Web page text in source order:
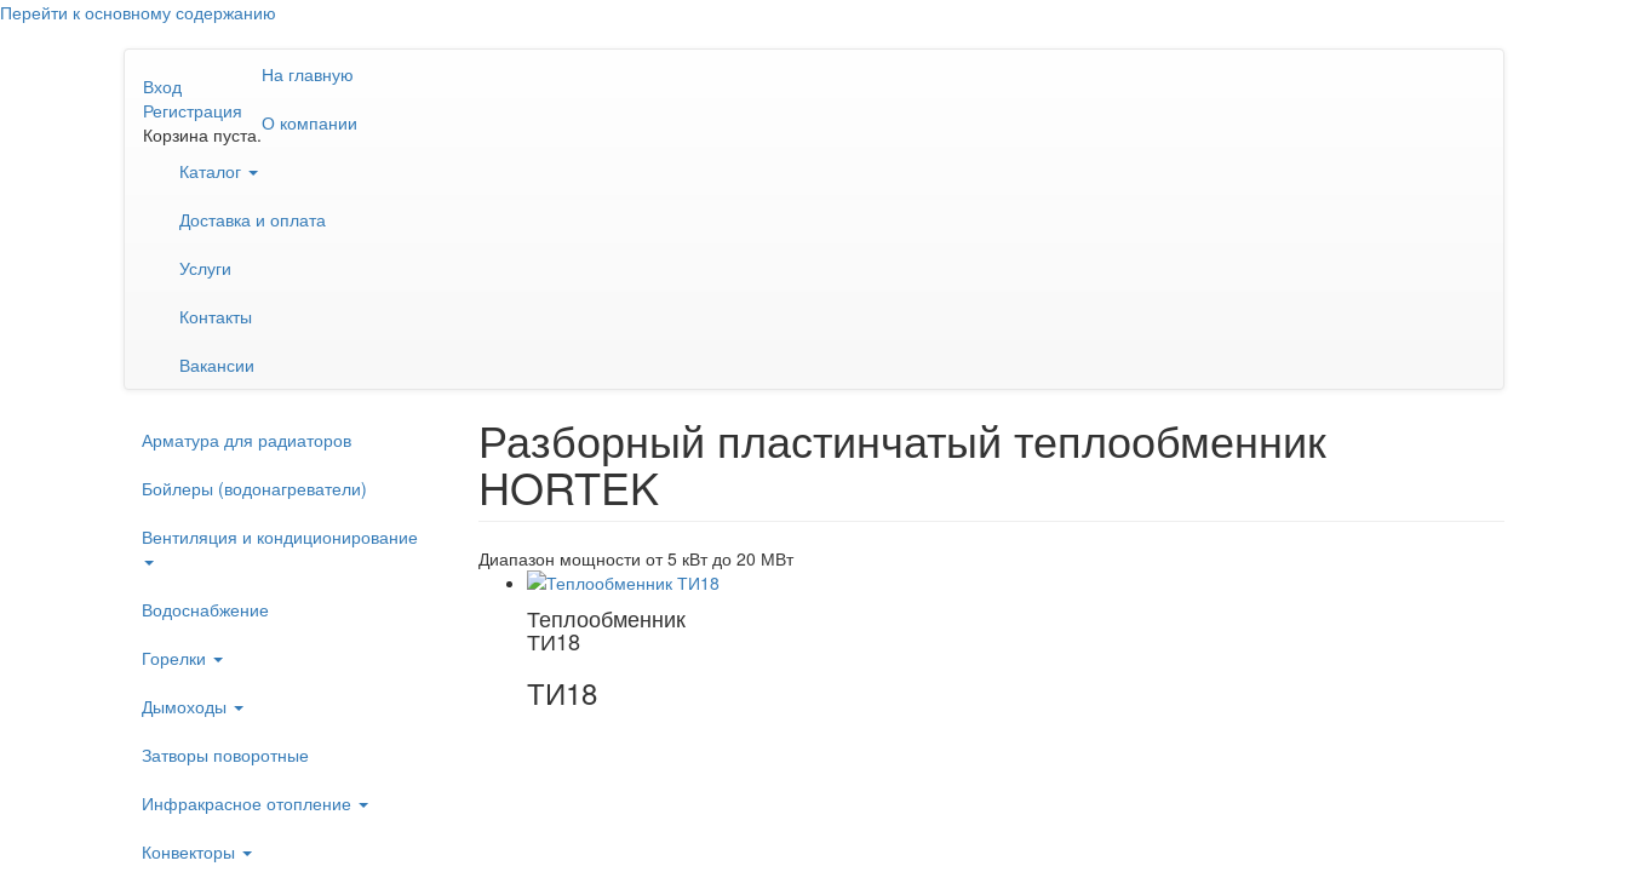
Перейти к основному содержанию
Вход
Регистрация
Корзина пуста.
На главную
О компании
Каталог
Доставка и оплата
Услуги
Контакты
Вакансии
Арматура для радиаторов
Бойлеры (водонагреватели)
Вентиляция и кондиционирование
Водоснабжение
Горелки
Дымоходы
Затворы поворотные
Инфракрасное отопление
Конвекторы
Разборный пластинчатый теплообменник
HORTEK
Диапазон мощности от 5 кВт до 20 МВт
Теплообменник
ТИ18
ТИ18